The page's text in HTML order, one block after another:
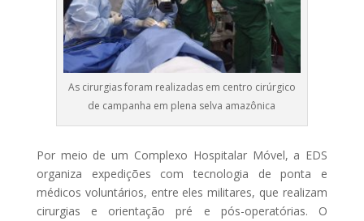
As cirurgias foram realizadas em centro cirúrgico
de campanha em plena selva amazônica
Por meio de um Complexo Hospitalar Móvel, a EDS
organiza expedições com tecnologia de ponta e
médicos voluntários, entre eles militares, que realizam
cirurgias e orientação pré e pós-operatórias. O